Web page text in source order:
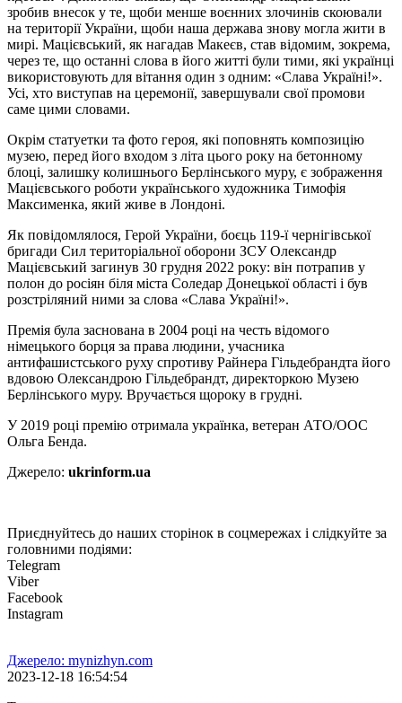
зробив внесок у те, щоби менше воєнних злочинів скоювали
на території України, щоби наша держава знову могла жити в
мирі. Мацієвський, як нагадав Макеєв, став відомим, зокрема,
через те, що останні слова в його житті були тими, які українці
використовують для вітання один з одним: «Слава Україні!».
Усі, хто виступав на церемонії, завершували свої промови
саме цими словами.
Окрім статуетки та фото героя, які поповнять композицію
музею, перед його входом з літа цього року на бетонному
блоці, залишку колишнього Берлінського муру, є зображення
Мацієвського роботи українського художника Тимофія
Максименка, який живе в Лондоні.
Як повідомлялося, Герой України, боєць 119-ї чернігівської
бригади Сил територіальної оборони ЗСУ Олександр
Мацієвський загинув 30 грудня 2022 року: він потрапив у
полон до росіян біля міста Соледар Донецької області і був
розстріляний ними за слова «Слава Україні!».
Премія була заснована в 2004 році на честь відомого
німецького борця за права людини, учасника
антифашистського руху спротиву Райнера Гільдебрандта його
вдовою Олександрою Гільдебрандт, директоркою Музею
Берлінського муру. Вручається щороку в грудні.
У 2019 році премію отримала українка, ветеран АТО/ООС
Ольга Бенда.
Джерело: ukrinform.ua
Приєднуйтесь до наших сторінок в соцмережах і слідкуйте за
головними подіями:
Telegram
Viber
Facebook
Instagram
Джерело: mynizhyn.com
2023-12-18 16:54:54